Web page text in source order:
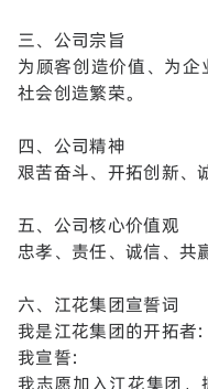
三、公司宗旨
为顾客创造价值、为
社会创造繁荣。
四、公司精神
艰苦奋斗、开拓创新、
五、公司核心价值观
忠孝、责任、诚信、共
六、江花集团宣誓词
我是江花集团的开拓者:
我宣誓:
我志愿加入江花集团